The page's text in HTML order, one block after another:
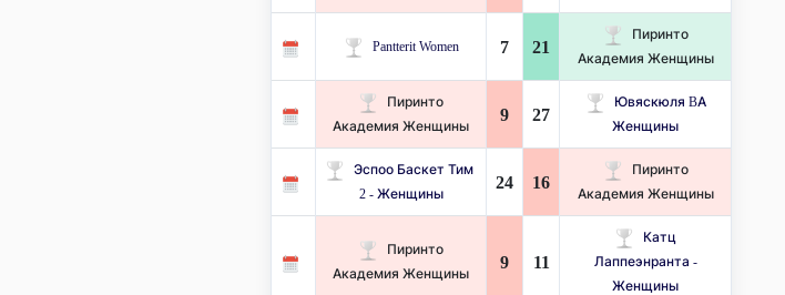
Pantterit Women 7 21
Пиринто
Академия Женщины
Пиринто
Академия Женщины
9 27
Ювяскюля BA
Женщины
Эспоо Баскет Тим ​​
2 - Женщины
24 16
Пиринто
Академия Женщины
Пиринто
Академия Женщины
9 11
Катц
Лаппеэнранта -
Женщины